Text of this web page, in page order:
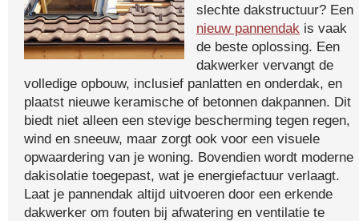
slechte dakstructuur? Een
nieuw pannendak is vaak
de beste oplossing. Een
dakwerker vervangt de
volledige opbouw, inclusief panlatten en onderdak, en
plaatst nieuwe keramische of betonnen dakpannen. Dit
biedt niet alleen een stevige bescherming tegen regen,
wind en sneeuw, maar zorgt ook voor een visuele
opwaardering van je woning. Bovendien wordt moderne
dakisolatie toegepast, wat je energiefactuur verlaagt.
Laat je pannendak altijd uitvoeren door een erkende
dakwerker om fouten bij afwatering en ventilatie te